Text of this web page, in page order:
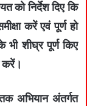
को निर्देश दिए कि
करें एवं पूर्ण हो
भी शीघ्र पूर्ण किए
करें।
अभियान अंतर्गत